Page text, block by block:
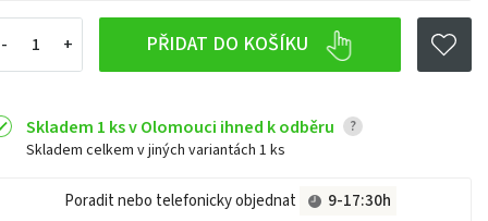
PŘIDAT DO KOŠÍKU
Skladem 1 ks v Olomouci ihned k odběru ?
Skladem celkem v jiných variantách 1 ks
Poradit nebo telefonicky objednat
9-17:30h